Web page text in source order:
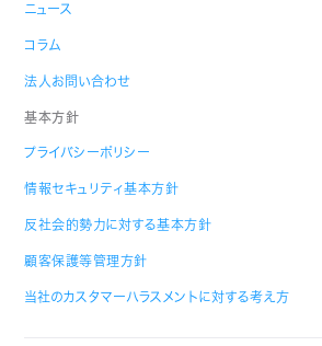
ニュース
コラム
法人お問い合わせ
基本方針
プライバシーポリシー
情報セキュリティ基本方針
反社会的勢力に対する基本方針
顧客保護等管理方針
当社のカスタマーハラスメントに対する考え方